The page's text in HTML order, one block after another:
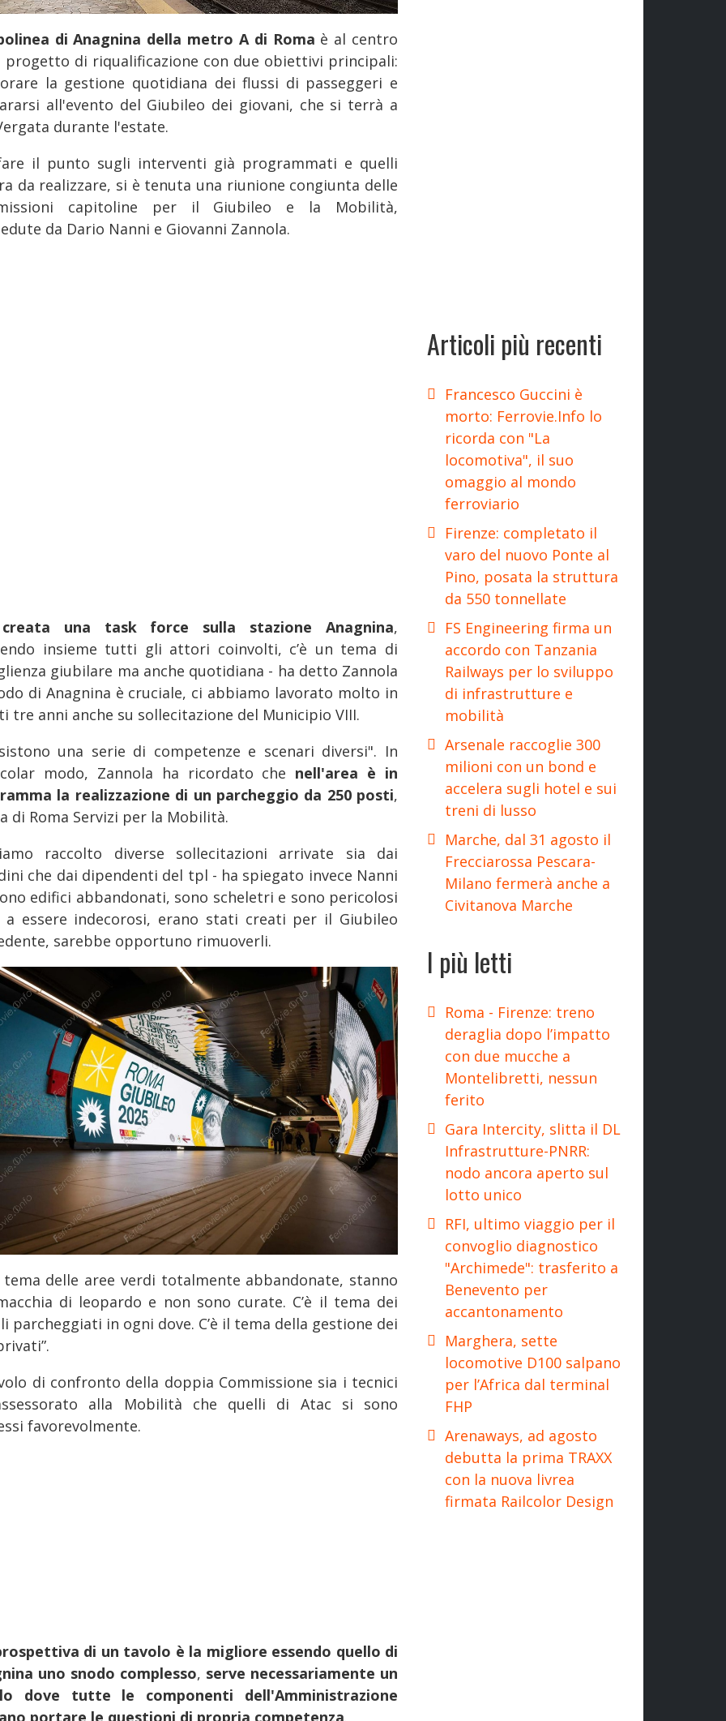
di Anagnina della metro A di Roma è al centro
progetto di riqualificazione con due obiettivi principali:
la gestione quotidiana dei flussi di passeggeri e
all'evento del Giubileo dei giovani, che si terrà a
durante l'estate.
il punto sugli interventi già programmati e quelli
da realizzare, si è tenuta una riunione congiunta delle
capitoline per il Giubileo e la Mobilità,
da Dario Nanni e Giovanni Zannola.
una task force sulla stazione Anagnina,
insieme tutti gli attori coinvolti, c’è un tema di
giubilare ma anche quotidiana - ha detto Zannola
di Anagnina è cruciale, ci abbiamo lavorato molto in
tre anni anche su sollecitazione del Municipio VIII.
una serie di competenze e scenari diversi". In
modo, Zannola ha ricordato che nell'area è in
la realizzazione di un parcheggio da 250 posti,
di Roma Servizi per la Mobilità.
raccolto diverse sollecitazioni arrivate sia dai
che dai dipendenti del tpl - ha spiegato invece Nanni
edifici abbandonati, sono scheletri e sono pericolosi
essere indecorosi, erano stati creati per il Giubileo
sarebbe opportuno rimuoverli.
tema delle aree verdi totalmente abbandonate, stanno
di leopardo e non sono curate. C’è il tema dei
parcheggiati in ogni dove. C’è il tema della gestione dei
di confronto della doppia Commissione sia i tecnici
alla Mobilità che quelli di Atac si sono
favorevolmente.
di un tavolo è la migliore essendo quello di
uno snodo complesso, serve necessariamente un
dove tutte le componenti dell'Amministrazione
Articoli più recenti
Francesco Guccini è
morto: Ferrovie.Info lo
ricorda con "La
locomotiva", il suo
omaggio al mondo
ferroviario
Firenze: completato il
varo del nuovo Ponte al
Pino, posata la struttura
da 550 tonnellate
FS Engineering firma un
accordo con Tanzania
Railways per lo sviluppo
di infrastrutture e
mobilità
Arsenale raccoglie 300
milioni con un bond e
accelera sugli hotel e sui
treni di lusso
Marche, dal 31 agosto il
Frecciarossa Pescara-
Milano fermerà anche a
Civitanova Marche
I più letti
Roma - Firenze: treno
deraglia dopo l’impatto
con due mucche a
Montelibretti, nessun
ferito
Gara Intercity, slitta il DL
Infrastrutture-PNRR:
nodo ancora aperto sul
lotto unico
RFI, ultimo viaggio per il
convoglio diagnostico
"Archimede": trasferito a
Benevento per
accantonamento
Marghera, sette
locomotive D100 salpano
per l’Africa dal terminal
FHP
Arenaways, ad agosto
debutta la prima TRAXX
con la nuova livrea
firmata Railcolor Design